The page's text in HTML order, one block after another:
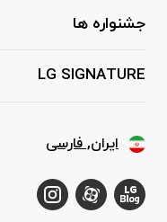
جشنواره ها
LG SIGNATURE
ایران, فارسی